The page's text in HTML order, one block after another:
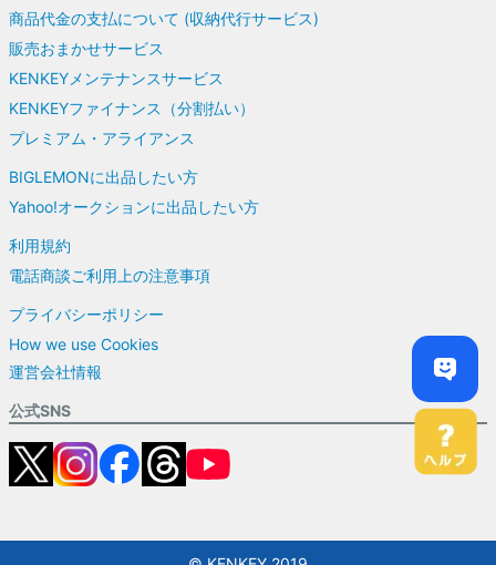
商品代金の支払について (収納代行サービス)
販売おまかせサービス
KENKEYメンテナンスサービス
KENKEYファイナンス（分割払い）
プレミアム・アライアンス
BIGLEMONに出品したい方
Yahoo!オークションに出品したい方
利用規約
電話商談ご利用上の注意事項
プライバシーポリシー
How we use Cookies
運営会社情報
公式SNS